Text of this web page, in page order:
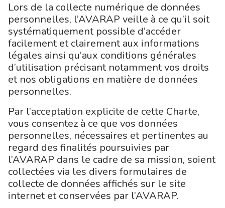
Lors de la collecte numérique de données
personnelles, l’AVARAP veille à ce qu’il soit
systématiquement possible d’accéder
facilement et clairement aux informations
légales ainsi qu’aux conditions générales
d’utilisation précisant notamment vos droits
et nos obligations en matière de données
personnelles.
Par l’acceptation explicite de cette Charte,
vous consentez à ce que vos données
personnelles, nécessaires et pertinentes au
regard des finalités poursuivies par
l’AVARAP dans le cadre de sa mission, soient
collectées via les divers formulaires de
collecte de données affichés sur le site
internet et conservées par l’AVARAP.